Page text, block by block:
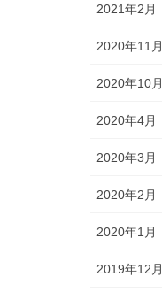
2021年2月
2020年11月
2020年10月
2020年4月
2020年3月
2020年2月
2020年1月
2019年12月